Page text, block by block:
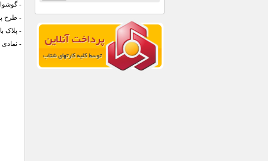
-
- طرح
- پلاک
-